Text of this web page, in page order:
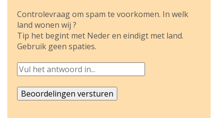
Controlevraag om spam te voorkomen. In welk
land wonen wij ?
Tip het begint met Neder en eindigt met land.
Gebruik geen spaties.